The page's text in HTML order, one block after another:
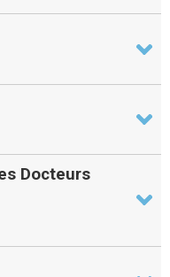
Docteurs